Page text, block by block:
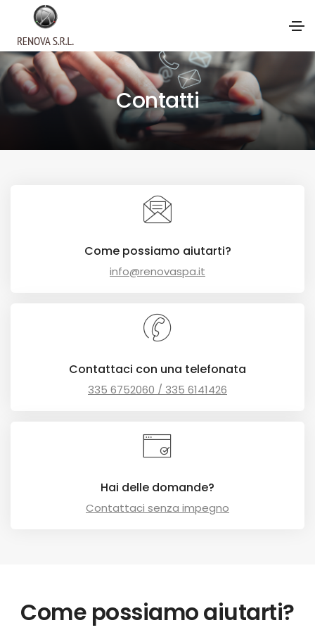
Contatti
Come possiamo aiutarti?
info@renovaspa.it
Contattaci con una telefonata
335 6752060 / 335 6141426
Hai delle domande?
Contattaci senza impegno
Come possiamo aiutarti?